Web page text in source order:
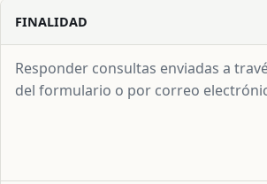
FINALIDAD
Responder consultas enviadas a
del formulario o por correo